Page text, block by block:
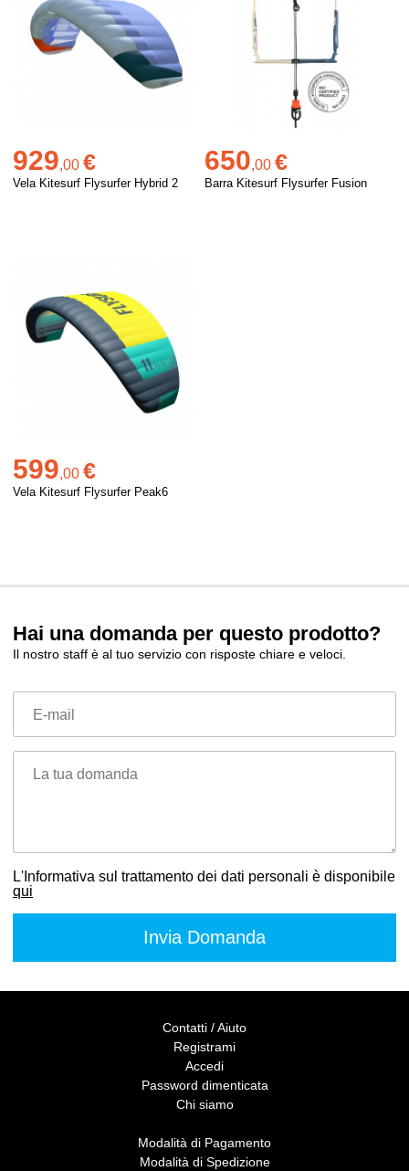
929,00 €
Vela Kitesurf Flysurfer Hybrid 2
650,00 €
Barra Kitesurf Flysurfer Fusion
599,00 €
Vela Kitesurf Flysurfer Peak6
Hai una domanda per questo prodotto?
Il nostro staff è al tuo servizio con risposte chiare e veloci.
E-mail
La tua domanda
L'Informativa sul trattamento dei dati personali è disponibile
qui
Contatti / Aiuto
Registrami
Accedi
Password dimenticata
Chi siamo
Modalità di Pagamento
Modalità di Spedizione